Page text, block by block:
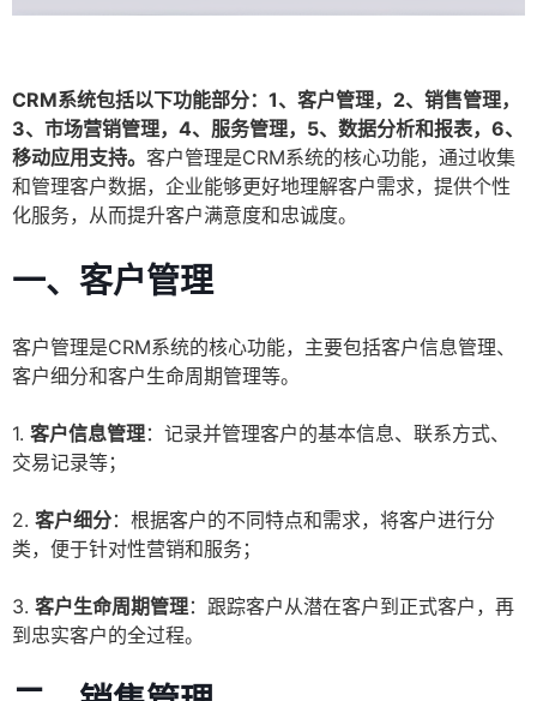
CRM系统包括以下功能部分：1、客户管理，2、销售管理，
3、市场营销管理，4、服务管理，5、数据分析和报表，6、
移动应用支持。 客户管理是CRM系统的核心功能，通过收集
和管理客户数据，企业能够更好地理解客户需求，提供个性
化服务，从而提升客户满意度和忠诚度。
一、客户管理
客户管理是CRM系统的核心功能，主要包括客户信息管理、
客户细分和客户生命周期管理等。
1. 客户信息管理：记录并管理客户的基本信息、联系方式、
交易记录等；
2. 客户细分：根据客户的不同特点和需求，将客户进行分
类，便于针对性营销和服务；
3. 客户生命周期管理：跟踪客户从潜在客户到正式客户，再
到忠实客户的全过程。